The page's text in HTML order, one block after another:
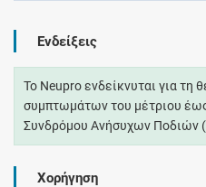
Ενδείξεις
Το Neupro ενδείκνυται για τη
συμπτωμάτων του μέτριου
Συνδρόμου Ανήσυχων Ποδιών
Χορήγηση